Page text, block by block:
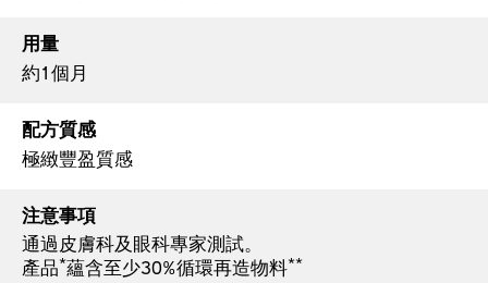
用量
約1個月
配方質感
極緻豐盈質感
注意事項
通過皮膚科及眼科專家測試。
產品*蘊含至少30%循環再造物料**